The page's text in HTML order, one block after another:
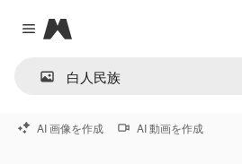
Close menu
Magnific
AI 画像を作成 AI 動画を作成